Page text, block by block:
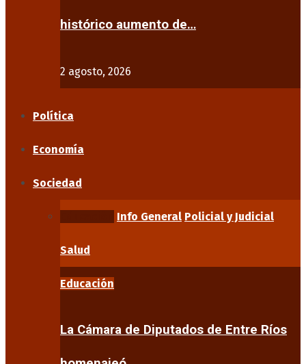
histórico aumento de…
2 agosto, 2026
Política
Economía
Sociedad
Info General Policial y Judicial
Salud
Educación
La Cámara de Diputados de Entre Ríos